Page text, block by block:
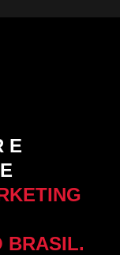
E
BRASIL.